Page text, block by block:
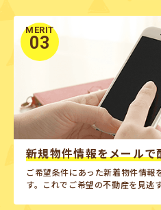
MERIT
03
新規物件情報をメールで
ご希望条件にあった新着物件情報
す。これでご希望の不動産を見逃